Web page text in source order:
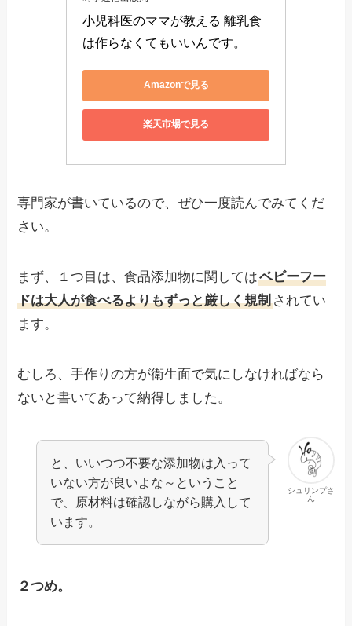
小児科医のママが教える 離乳食
は作らなくてもいいんです。
Amazonで見る
楽天市場で見る
専門家が書いているので、ぜひ一度読んでみてくだ
さい。
まず、１つ目は、食品添加物に関してはベビーフー
ドは大人が食べるよりもずっと厳しく規制されてい
ます。
むしろ、手作りの方が衛生面で気にしなければなら
ないと書いてあって納得しました。
シュリンプさ
ん
と、いいつつ不要な添加物は入って
いない方が良いよな～ということ
で、原材料は確認しながら購入して
います。
２つめ。